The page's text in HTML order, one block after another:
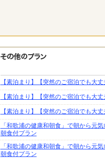
【素泊まり】【突然のご宿泊でも大
【素泊まり】【突然のご宿泊でも大
【素泊まり】【突然のご宿泊でも大
「和歌浦の健康和朝食」で朝から元
朝食付プラン
「和歌浦の健康和朝食」で朝から元
朝食付プラン